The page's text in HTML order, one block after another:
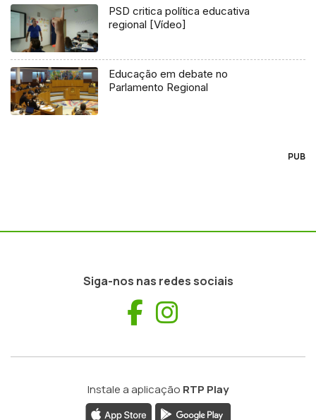
PSD critica política educativa
regional [Vídeo]
Educação em debate no
Parlamento Regional
PUB
Siga-nos nas redes sociais
Facebook
Instale a aplicação RTP Play